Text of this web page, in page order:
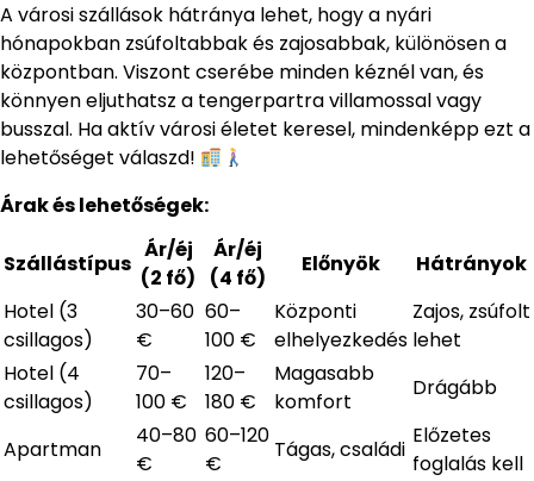
A városi szállások hátránya lehet, hogy a nyári
hónapokban zsúfoltabbak és zajosabbak, különösen a
központban. Viszont cserébe minden kéznél van, és
könnyen eljuthatsz a tengerpartra villamossal vagy
busszal. Ha aktív városi életet keresel, mindenképp ezt a
lehetőséget válaszd!
Árak és lehetőségek:
Szállástípus
Ár/éj
(2 fő)
Ár/éj
(4 fő)
Előnyök
Hátrányok
Hotel (3
csillagos)
30–60
€
60–
100 €
Központi
elhelyezkedés
Zajos, zsúfolt
lehet
Hotel (4
csillagos)
70–
100 €
120–
180 €
Magasabb
komfort
Drágább
Apartman
40–80
€
60–120
€
Tágas, családi
Előzetes
foglalás kell